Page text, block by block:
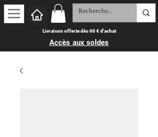
Livraison offerte dès 60 € d'achat
Accès aux soldes